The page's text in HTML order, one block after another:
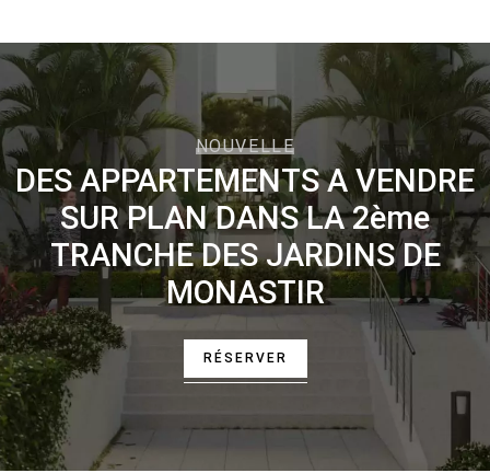
NOUVELLE
DES APPARTEMENTS A VENDRE
SUR PLAN DANS LA 2ème
TRANCHE DES JARDINS DE
MONASTIR
RÉSERVER